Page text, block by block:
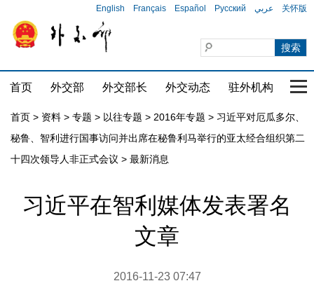
English Français Español Русский عربي 关怀版
首页 外交部 外交部长 外交动态 驻外机构 国
首页 > 资料 > 专题 > 以往专题 > 2016年专题 > 习近平对厄瓜多尔、
秘鲁、智利进行国事访问并出席在秘鲁利马举行的亚太经合组织第二
十四次领导人非正式会议 > 最新消息
习近平在智利媒体发表署名
文章
2016-11-23 07:47